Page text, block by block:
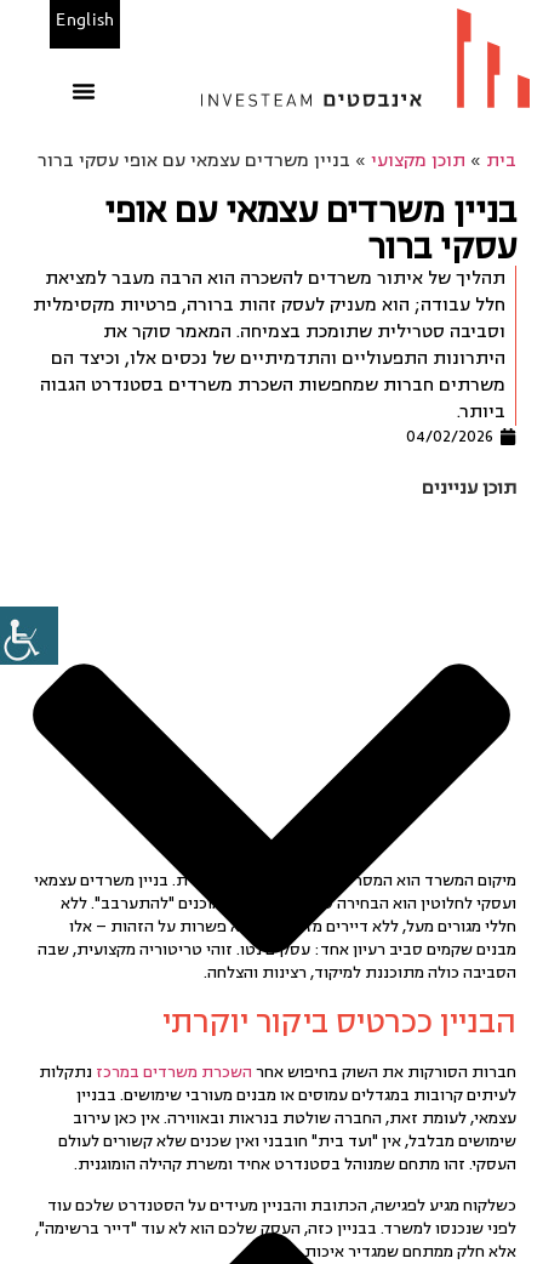
English
בית » תוכן מקצועי » בניין משרדים עצמאי עם אופי עסקי ברור
בניין משרדים עצמאי עם אופי
עסקי ברור
תהליך של איתור משרדים להשכרה הוא הרבה מעבר למציאת
חלל עבודה; הוא מעניק לעסק זהות ברורה, פרטיות מקסימלית
וסביבה סטרילית שתומכת בצמיחה. המאמר סוקר את
היתרונות התפעוליים והתדמיתיים של נכסים אלו, וכיצד הם
משרתים חברות שמחפשות השכרת משרדים בסטנדרט הגבוה
ביותר.
04/02/2026
תוכן עניינים
מיקום המשרד הוא המסר הראשוני שהחברה משדרת. בניין משרדים עצמאי
ועסקי לחלוטין הוא הבחירה של ארגונים שלא מוכנים "להתערבב". ללא
חללי מגורים מעל, ללא דיירים מזדמנים וללא פשרות על הזהות – אלו
מבנים שקמים סביב רעיון אחד:עסקים נטו. זוהי טריטוריה מקצועית, שבה
הסביבה כולה מתוכננת למיקוד, רצינות והצלחה.
הבניין ככרטיס ביקור יוקרתי
חברות הסורקות את השוק בחיפוש אחר השכרת משרדים במרכז נתקלות
לעיתים קרובות במגדלים עמוסים או מבנים מעורבי שימושים. בבניין
עצמאי, לעומת זאת, החברה שולטת בנראות ובאווירה. אין כאן עירוב
שימושים מבלבל, אין "ועד בית" חובבני ואין שכנים שלא קשורים לעולם
העסקי. זהו מתחם שמנוהל בסטנדרט אחיד ומשרת קהילה הומוגנית.
כשלקוח מגיע לפגישה, הכתובת והבניין מעידים על הסטנדרט שלכם עוד
לפני שנכנסו למשרד. בבניין כזה, העסק שלכם הוא לא עוד "דייר ברשימה",
אלא חלק ממתחם שמגדיר איכות.